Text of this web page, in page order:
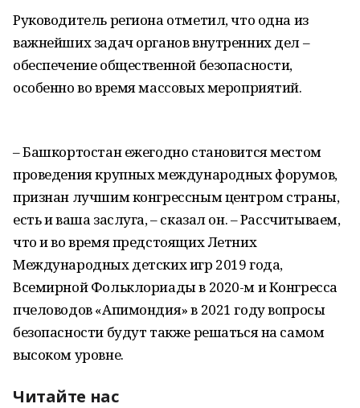
Руководитель региона отметил, что одна из
важнейших задач органов внутренних дел –
обеспечение общественной безопасности,
особенно во время массовых мероприятий.
– Башкортостан ежегодно становится местом
проведения крупных международных форумов,
признан лучшим конгрессным центром страны,
есть и ваша заслуга, – сказал он. – Рассчитываем,
что и во время предстоящих Летних
Международных детских игр 2019 года,
Всемирной Фольклориады в 2020-м и Конгресса
пчеловодов «Апимондия» в 2021 году вопросы
безопасности будут также решаться на самом
высоком уровне.
Читайте нас